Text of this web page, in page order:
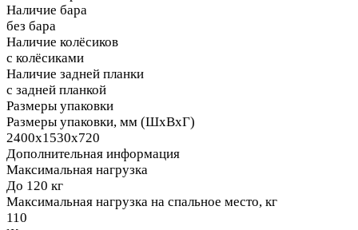
Наличие бара
без бара
Наличие колёсиков
с колёсиками
Наличие задней планки
с задней планкой
Размеры упаковки
Размеры упаковки, мм (ШхВхГ)
2400х1530х720
Дополнительная информация
Максимальная нагрузка
До 120 кг
Максимальная нагрузка на спальное место, кг
110